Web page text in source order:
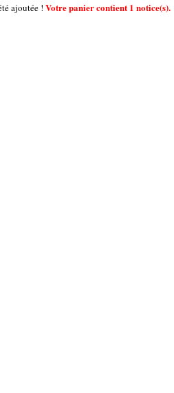
ajoutée ! Votre panier contient 1 notice(s).